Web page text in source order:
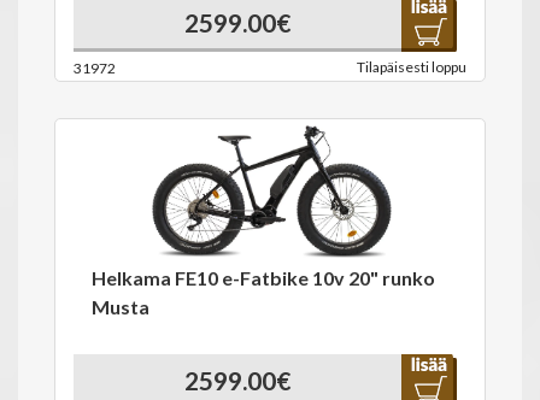
2599.00€
31972 Tilapäisesti loppu
Helkama FE10 e-Fatbike 10v 20" runko
Musta
2599.00€